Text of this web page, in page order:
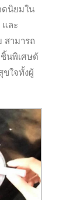
ดนิยมใน
และ
สามารถ
นพิเศษด้
ขใจทั้งผู้